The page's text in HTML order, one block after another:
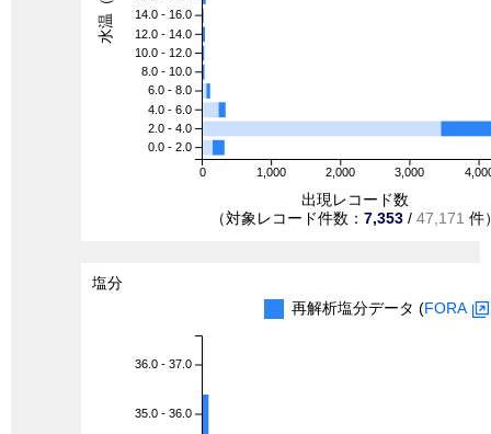
0 1,000 2,000 3,000
14.0 - 16.0
12.0 - 14.0
10.0 - 12.0
8.0 - 10.0
6.0 - 8.0
4.0 - 6.0
2.0 - 4.0
0.0 - 2.0
出現レコード数
（対象レコード件数： 7,353 / 47,171 件
塩分
再解析塩分データ (FORA
36.0 - 37.0
35.0 - 36.0